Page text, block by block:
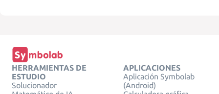
HERRAMIENTAS DE
ESTUDIO
Solucionador
APLICACIONES
Aplicación Symbolab
(Android)